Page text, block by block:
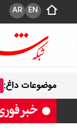
EN
AR
موضوعات داغ: